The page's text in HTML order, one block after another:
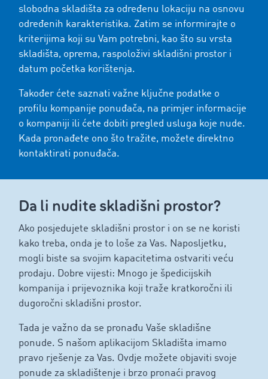
slobodna skladišta za određenu lokaciju na osnovu
određenih karakteristika. Zatim se informirajte o
kriterijima koji su Vam potrebni, kao što su vrsta
skladišta, oprema, raspoloživi skladišni prostor i
datum početka korištenja.
Također ćete saznati važne ključne podatke o
profilu kompanije ponuđača, na primjer informacije
o kompaniji ili ćete dobiti pregled usluga koje nude.
Kada pronađete ono što tražite, možete direktno
kontaktirati ponuđača.
Da li nudite skladišni prostor?
Ako posjedujete skladišni prostor i on se ne koristi
kako treba, onda je to loše za Vas. Naposljetku,
mogli biste sa svojim kapacitetima ostvariti veću
prodaju. Dobre vijesti: Mnogo je špedicijskih
kompanija i prijevoznika koji traže kratkoročni ili
dugoročni skladišni prostor.
Tada je važno da se pronađu Vaše skladišne ​​
ponude. S našom aplikacijom Skladišta imamo
pravo rješenje za Vas. Ovdje možete objaviti svoje
ponude za skladištenje i brzo pronaći pravog